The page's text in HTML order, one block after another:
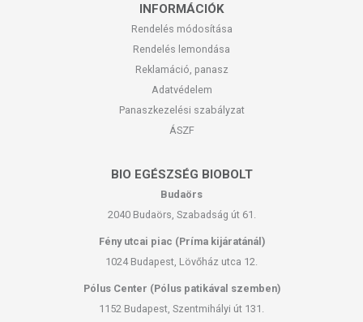
INFORMÁCIÓK
Rendelés módosítása
Rendelés lemondása
Reklamáció, panasz
Adatvédelem
Panaszkezelési szabályzat
ÁSZF
BIO EGÉSZSÉG BIOBOLT
Budaörs
2040 Budaörs, Szabadság út 61.
Fény utcai piac (Príma kijáratánál)
1024 Budapest, Lövőház utca 12.
Pólus Center (Pólus patikával szemben)
1152 Budapest, Szentmihályi út 131.